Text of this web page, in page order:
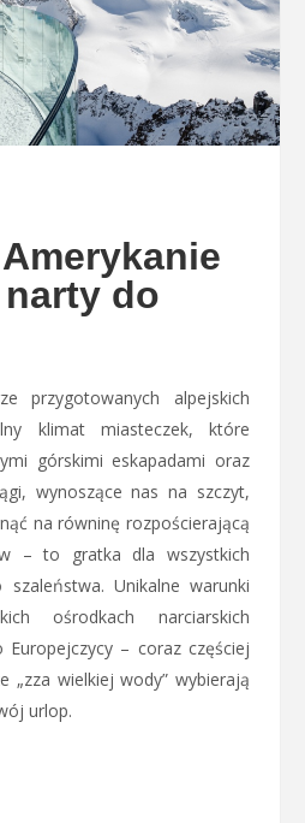
do
przygotowanych alpejskich
klimat miasteczek, które
górskimi eskapadami oraz
wynoszące nas na szczyt,
na równinę rozpościerającą
– to gratka dla wszystkich
szaleństwa. Unikalne warunki
ośrodkach narciarskich
– coraz częściej
„zza wielkiej wody” wybierają
urlop.